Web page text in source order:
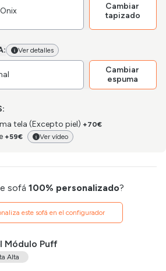
Cambiar
tapizado
Ver detalles
Cambiar
espuma
tela (Excepto piel) +70€
+59€ Ver vídeo
sofá 100% personalizado?
este sofá en el configurador
Módulo Puff
Alta